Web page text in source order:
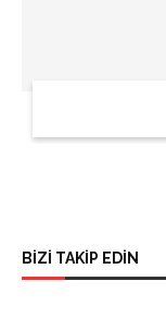
BİZİ TAKİP EDİN